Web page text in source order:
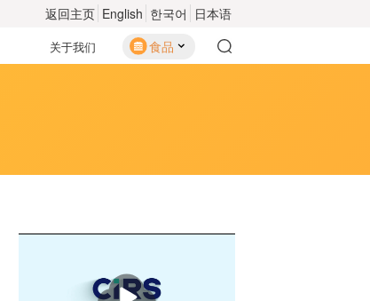
返回主页 English 한국어 日本语
关于我们 食品
播
放